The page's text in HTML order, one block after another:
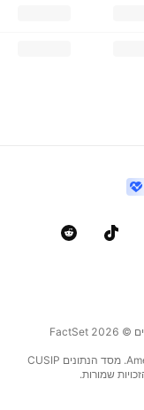
בחר נתוני ייחוס המסופקים על ידי FactSet. זכויות יוצרים © 2026 ‏FactSet
זכויות יוצרים © 2026, ‏American Bankers Association. מסד הנתונים CUSIP